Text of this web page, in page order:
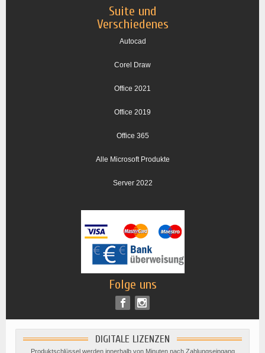
Suite und
Verschiedenes
Autocad
Corel Draw
Office 2021
Office 2019
Office 365
Alle Microsoft Produkte
Server 2022
Folge uns
DIGITALE LIZENZEN
Produktschlüssel werden innerhalb von Minuten nach Zahlungseingang